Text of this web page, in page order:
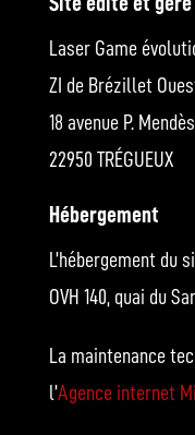
Laser Game
ZI de Brézillet
18 avenue P.
22950 TRÉGUEUX
Hébergement
L’hébergement du
OVH 140, quai du
La maintenance
l’Agence internet